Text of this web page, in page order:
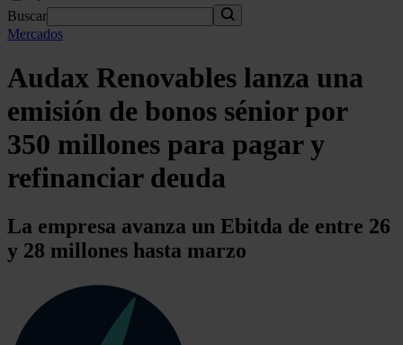
Buscar
Mercados
Audax Renovables lanza una
emisión de bonos sénior por
350 millones para pagar y
refinanciar deuda
La empresa avanza un Ebitda de entre 26
y 28 millones hasta marzo